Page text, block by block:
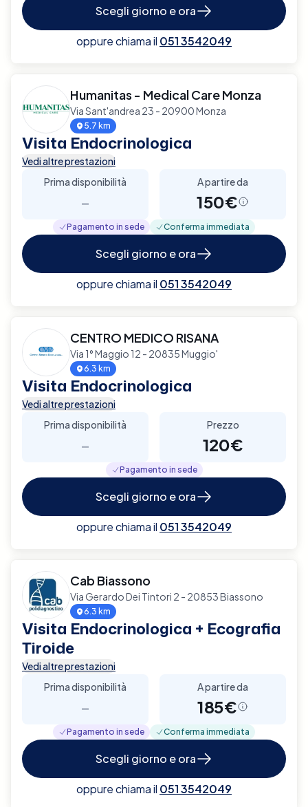
Scegli giorno e ora
oppure chiama il 051 3542049
Humanitas - Medical Care Monza
Via Sant'andrea 23 - 20900 Monza
5.7 km
Visita Endocrinologica
Vedi altre prestazioni
Prima disponibilità
-
A partire da
150€
Pagamento in sede Conferma immediata
Scegli giorno e ora
oppure chiama il 051 3542049
CENTRO MEDICO RISANA
Via 1° Maggio 12 - 20835 Muggio'
6.3 km
Visita Endocrinologica
Vedi altre prestazioni
Prima disponibilità
-
Prezzo
120€
Pagamento in sede
Scegli giorno e ora
oppure chiama il 051 3542049
Cab Biassono
Via Gerardo Dei Tintori 2 - 20853 Biassono
6.3 km
Visita Endocrinologica + Ecografia
Tiroide
Vedi altre prestazioni
Prima disponibilità
-
A partire da
185€
Pagamento in sede Conferma immediata
Scegli giorno e ora
oppure chiama il 051 3542049